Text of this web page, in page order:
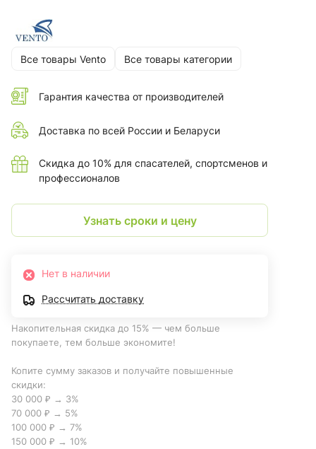
Все товары Vento Все товары категории
Гарантия качества от производителей
Доставка по всей России и Беларуси
Скидка до 10% для спасателей, спортсменов и
профессионалов
Узнать сроки и цену
Нет в наличии
Рассчитать доставку
Накопительная скидка до 15% — чем больше
покупаете, тем больше экономите!
Копите сумму заказов и получайте повышенные
скидки:
30 000 ₽ → 3%
70 000 ₽ → 5%
100 000 ₽ → 7%
150 000 ₽ → 10%